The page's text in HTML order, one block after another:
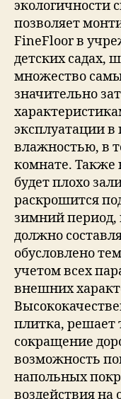
экологичности
позволяет
FineFloor в
детских садах,
множество
значительно
эксплуатации
влажностью, в
комнате.
будет плохо
раскрошится
зимний период,
должно
обусловлено
учетом всех
внешних
плитка, решает
сокращение
возможность
напольных
воздействия на